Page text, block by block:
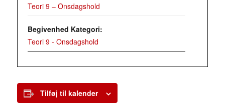
Teori 9 – Onsdagshold
Begivenhed Kategori:
Teori 9 - Onsdagshold
Tilføj til kalender